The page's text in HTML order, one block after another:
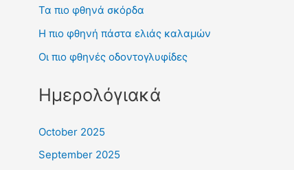
Τα πιο φθηνά σκόρδα
Η πιο φθηνή πάστα ελιάς καλαμών
Οι πιο φθηνές οδοντογλυφίδες
Ημερολόγιακά
October 2025
September 2025